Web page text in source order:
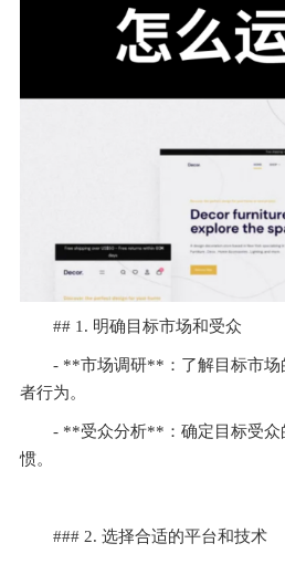
## 1. 明确目标市场和受众
- **市场调研**：了解目标市场
者行为。
- **受众分析**：确定目标受众
惯。
### 2. 选择合适的平台和技术